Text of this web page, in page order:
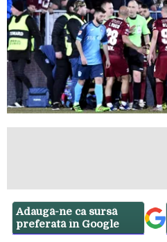
Adaugă-ne ca sursă
preferată în Google